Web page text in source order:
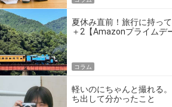
夏休み直前！旅行に持っ
＋2【Amazonプライムデ
コラム
軽いのにちゃんと撮れる
ち出して分かったこと